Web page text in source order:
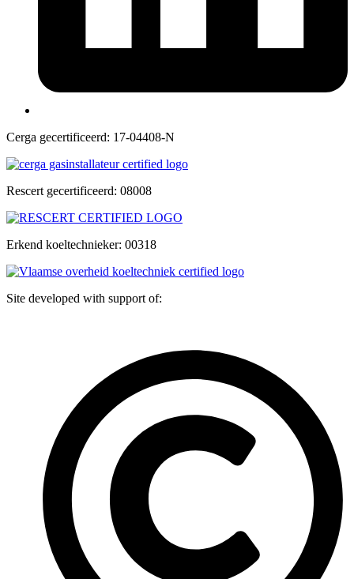
Cerga gecertificeerd: 17-04408-N
Rescert gecertificeerd: 08008
Erkend koeltechnieker: 00318
Site developed with support of: